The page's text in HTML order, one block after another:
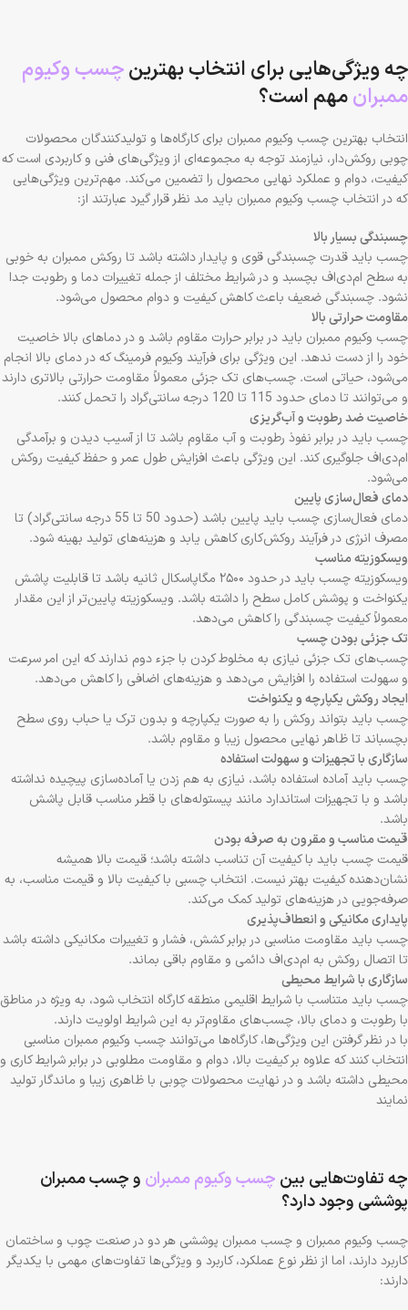
چه ویژگی‌هایی برای انتخاب بهترینچسب وکیوم
ممبرانمهم است؟
انتخاب بهترین چسب وکیوم ممبران برای کارگاه‌ها و تولیدکنندگان محصولات
چوبی روکش‌دار، نیازمند توجه به مجموعه‌ای از ویژگی‌های فنی و کاربردی است که
کیفیت، دوام و عملکرد نهایی محصول را تضمین می‌کند. مهم‌ترین ویژگی‌هایی
که در انتخاب چسب وکیوم ممبران باید مد نظر قرار گیرد عبارتند از:
چسبندگی بسیار بالا
چسب باید قدرت چسبندگی قوی و پایدار داشته باشد تا روکش ممبران به خوبی
به سطح ام‌دی‌اف بچسبد و در شرایط مختلف از جمله تغییرات دما و رطوبت جدا
نشود. چسبندگی ضعیف باعث کاهش کیفیت و دوام محصول می‌شود.
مقاومت حرارتی بالا
چسب وکیوم ممبران باید در برابر حرارت مقاوم باشد و در دماهای بالا خاصیت
خود را از دست ندهد. این ویژگی برای فرآیند وکیوم فرمینگ که در دمای بالا انجام
می‌شود، حیاتی است. چسب‌های تک جزئی معمولاً مقاومت حرارتی بالاتری دارند
و می‌توانند تا دمای حدود 115 تا 120 درجه سانتی‌گراد را تحمل کنند.
خاصیت ضد رطوبت و آب‌گریزی
چسب باید در برابر نفوذ رطوبت و آب مقاوم باشد تا از آسیب دیدن و برآمدگی
ام‌دی‌اف جلوگیری کند. این ویژگی باعث افزایش طول عمر و حفظ کیفیت روکش
می‌شود.
دمای فعال‌سازی پایین
دمای فعال‌سازی چسب باید پایین باشد (حدود 50 تا 55 درجه سانتی‌گراد) تا
مصرف انرژی در فرآیند روکش‌کاری کاهش یابد و هزینه‌های تولید بهینه شود.
ویسکوزیته مناسب
ویسکوزیته چسب باید در حدود ۲۵۰۰ مگاپاسکال ثانیه باشد تا قابلیت پاشش
یکنواخت و پوشش کامل سطح را داشته باشد. ویسکوزیته پایین‌تر از این مقدار
معمولاً کیفیت چسبندگی را کاهش می‌دهد.
تک جزئی بودن چسب
چسب‌های تک جزئی نیازی به مخلوط کردن با جزء دوم ندارند که این امر سرعت
و سهولت استفاده را افزایش می‌دهد و هزینه‌های اضافی را کاهش می‌دهد.
ایجاد روکش یکپارچه و یکنواخت
چسب باید بتواند روکش را به صورت یکپارچه و بدون ترک یا حباب روی سطح
بچسباند تا ظاهر نهایی محصول زیبا و مقاوم باشد.
سازگاری با تجهیزات و سهولت استفاده
چسب باید آماده استفاده باشد، نیازی به هم زدن یا آماده‌سازی پیچیده نداشته
باشد و با تجهیزات استاندارد مانند پیستوله‌های با قطر مناسب قابل پاشش
باشد.
قیمت مناسب و مقرون به صرفه بودن
قیمت چسب باید با کیفیت آن تناسب داشته باشد؛ قیمت بالا همیشه
نشان‌دهنده کیفیت بهتر نیست. انتخاب چسبی با کیفیت بالا و قیمت مناسب، به
صرفه‌جویی در هزینه‌های تولید کمک می‌کند.
پایداری مکانیکی و انعطاف‌پذیری
چسب باید مقاومت مناسبی در برابر کشش، فشار و تغییرات مکانیکی داشته باشد
تا اتصال روکش به ام‌دی‌اف دائمی و مقاوم باقی بماند.
سازگاری با شرایط محیطی
چسب باید متناسب با شرایط اقلیمی منطقه کارگاه انتخاب شود، به ویژه در مناطق
با رطوبت و دمای بالا، چسب‌های مقاوم‌تر به این شرایط اولویت دارند.
با در نظر گرفتن این ویژگی‌ها، کارگاه‌ها می‌توانند چسب وکیوم ممبران مناسبی
انتخاب کنند که علاوه بر کیفیت بالا، دوام و مقاومت مطلوبی در برابر شرایط کاری و
محیطی داشته باشد و در نهایت محصولات چوبی با ظاهری زیبا و ماندگار تولید
نمایند
چه تفاوت‌هایی بین چسب وکیوم ممبران و چسب ممبران
پوششی وجود دارد؟
چسب وکیوم ممبران و چسب ممبران پوششی هر دو در صنعت چوب و ساختمان
کاربرد دارند، اما از نظر نوع عملکرد، کاربرد و ویژگی‌ها تفاوت‌های مهمی با یکدیگر
دارند: